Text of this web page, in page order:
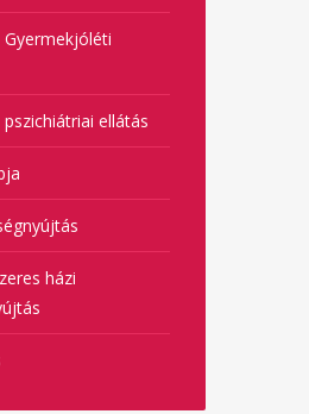
Gyermekjóléti
ellátás
házi